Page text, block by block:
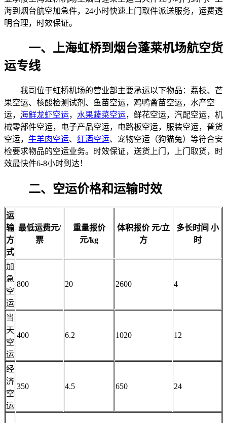
海到烟台航空加急件，24小时快速上门取件派送服务，运费透
明合理，时效保证。
一、上海虹桥到烟台蓬莱机场航空货
运专线
我司位于虹桥机场的营业部主要承运以下物品：荔枝、芒
果空运、核酸检测试剂、鱼苗空运，鸡鸭禽苗空运，水产空
运， 海鲜龙虾空运， 水果蔬菜空运，鲜花空运，汽配空运，机
械零部件空运，电子产品空运，电路板空运，服装空运，普货
空运， 牛羊肉空运、 红酒空运、宠物空运（狗猫兔）等符合安
检要求物品的空运业务。时效保证，送货上门，上门取货，时
效最快件6-8小时到达！
二、空运价格和运输时效
运
输
方
式
最低运费元/
票
重量报价
元/kg
体积报价 元/立
方
多长时间 小
时
加
急
空
运
800 20 2600 4
当
天
空
运
400 6.2 1020 12
经
济
空
运
350 4.5 650 24